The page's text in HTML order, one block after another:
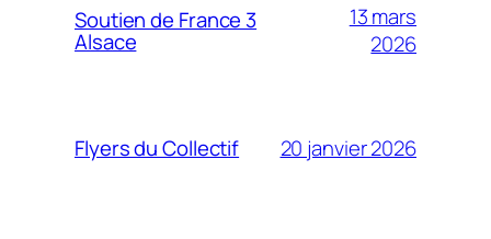
Soutien de France 3
Alsace
13 mars
2026
Flyers du Collectif 20 janvier 2026